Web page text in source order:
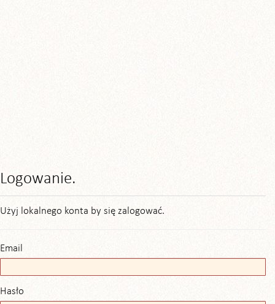
Logowanie.
Użyj lokalnego konta by się zalogować.
Email
Hasło